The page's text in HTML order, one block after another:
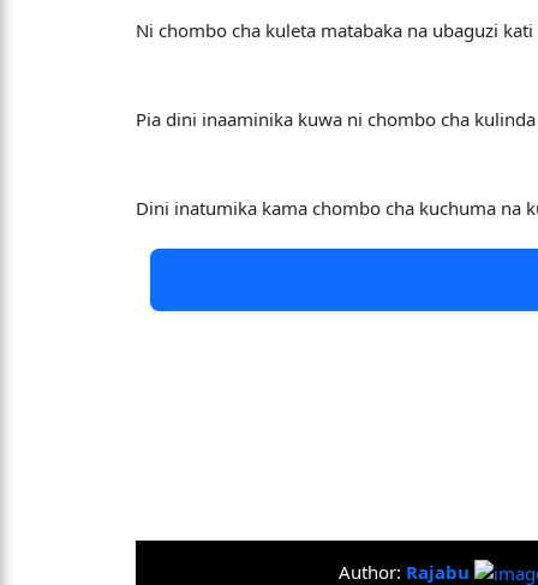
Ni chombo cha kuleta matabaka na ubaguzi
Pia dini inaaminika kuwa ni chombo cha
Dini inatumika kama chombo cha kuchuma na
Author: Rajabu